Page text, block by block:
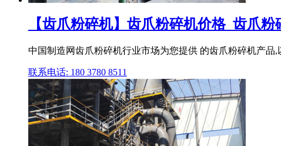
【齿爪粉碎机】齿爪粉碎机价格_齿爪
中国制造网齿爪粉碎机行业市场为您提供 的齿爪粉碎机产
联系电话: 180 3780 8511